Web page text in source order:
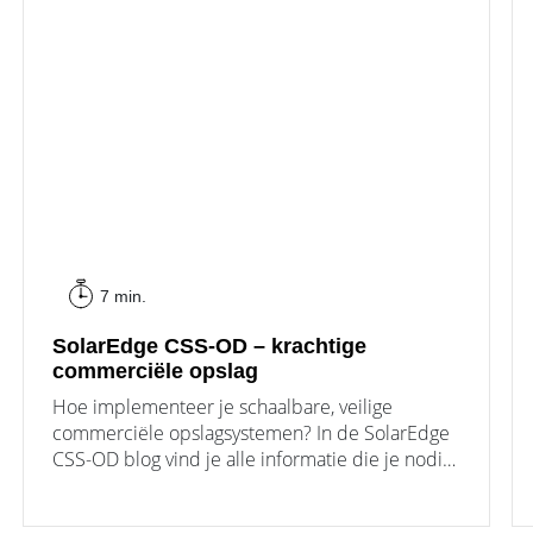
7 min.
SolarEdge CSS-OD – krachtige
commerciële opslag
Hoe implementeer je schaalbare, veilige
commerciële opslagsystemen? In de SolarEdge
CSS-OD blog vind je alle informatie die je nodig